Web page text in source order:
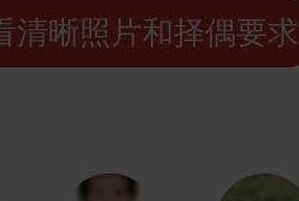
晰照片和择偶要求